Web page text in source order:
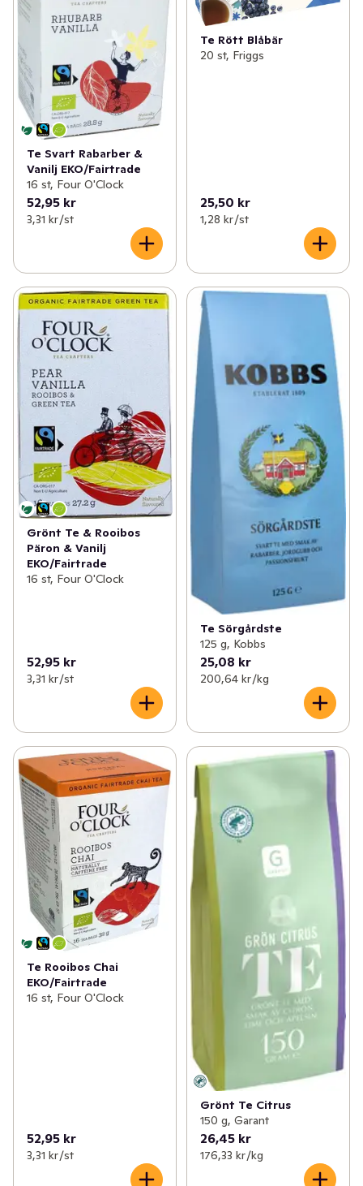
Te Svart Rabarber &
Vanilj EKO/Fairtrade
16 st, Four O'Clock
52,95 kr
3,31 kr /st
Te Rött Blåbär
20 st, Friggs
25,50 kr
1,28 kr /st
Grönt Te & Rooibos
Päron & Vanilj
EKO/Fairtrade
16 st, Four O'Clock
52,95 kr
3,31 kr /st
Te Sörgårdste
125 g, Kobbs
25,08 kr
200,64 kr /kg
Te Rooibos Chai
EKO/Fairtrade
16 st, Four O'Clock
52,95 kr
3,31 kr /st
Grönt Te Citrus
150 g, Garant
26,45 kr
176,33 kr /kg